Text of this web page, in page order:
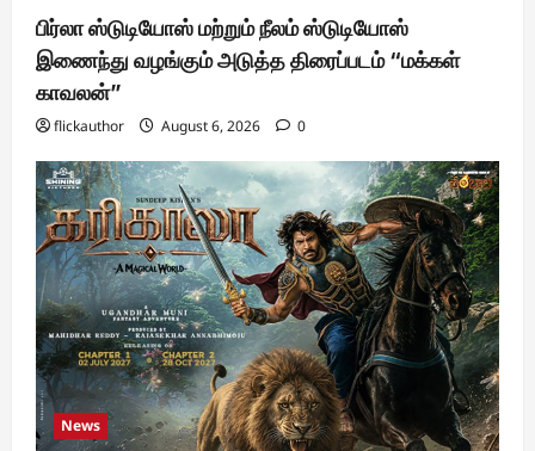
பிர்லா ஸ்டுடியோஸ் மற்றும் நீலம் ஸ்டுடியோஸ்
இணைந்து வழங்கும் அடுத்த திரைப்படம் “மக்கள்
காவலன்”
flickauthor August 6, 2026 0
News